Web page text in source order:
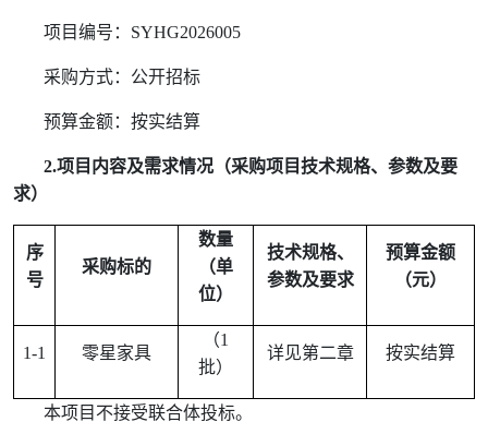
项目编号： SYHG2026005
采购方式：公开招标
预算金额：按实结算
2.项目内容及需求情况（采购项目技术规格、参数及要
求）
序
号
采购标的
数量
（单
位）
技术规格、
参数及要求
预算金额
（元）
1-1 零星家具
（1
批）
详见第二章 按实结算
本项目不接受联合体投标。